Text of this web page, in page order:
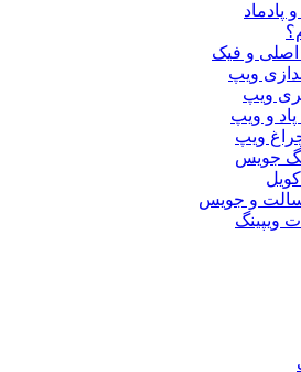
پادماد
و فیک
ویپ
ویپ
و ویپ
ویپ
جویس
سالت و جویس
ویپینگ